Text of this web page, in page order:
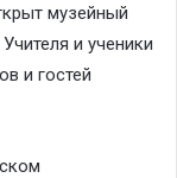
музейный
и ученики
и гостей